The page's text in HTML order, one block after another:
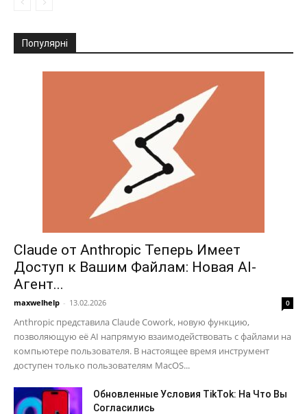
Популярні
Claude от Anthropic Теперь Имеет
Доступ к Вашим Файлам: Новая AI-
Агент...
maxwelhelp - 13.02.2026 0
Anthropic представила Claude Cowork, новую функцию,
позволяющую её AI напрямую взаимодействовать с файлами на
компьютере пользователя. В настоящее время инструмент
доступен только пользователям MacOS...
Обновленные Условия TikTok: На Что Вы
Согласились